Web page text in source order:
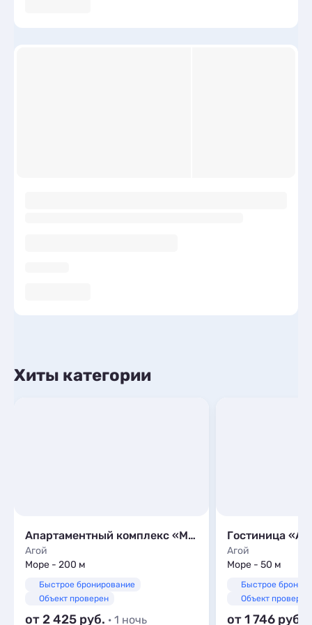
Хиты категории
Апартаментный комплекс «Море»
Агой
Море - 200 м
Быстрое бронирование
Объект проверен
от 2 425 · 1 ночь
Гостиница
Агой
Море - 50 м
Быстрое
Объект проверен
от 1 746